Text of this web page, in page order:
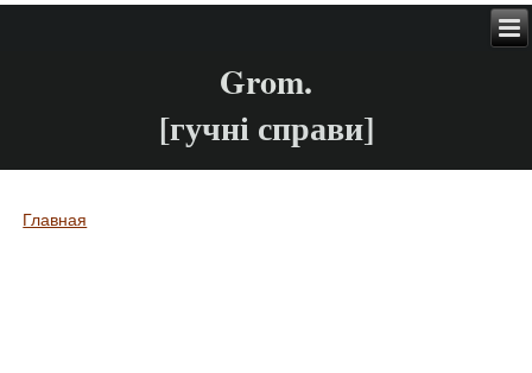
Grom.
[гучні справи]
Вы здесь
Главная